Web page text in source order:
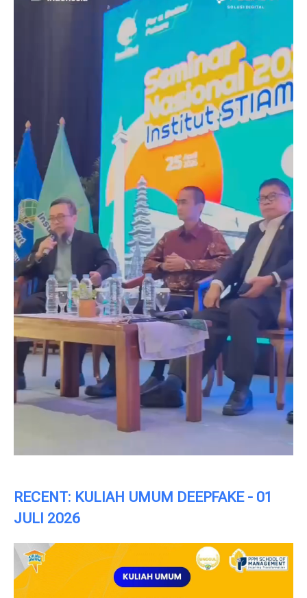
RECENT: KULIAH UMUM DEEPFAKE - 01
JULI 2026